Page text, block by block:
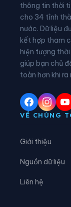
Xã Bờ Y
Xã Đăk Hà
Xã Đăk Long
Xã Đăk Môn
Xã Đăk Plô
Xã Đăk Rơ
thông tin thời
cho 34 tỉnh
nước. Dữ liệu
kết hợp tham
hiện tượng
giúp bạn chủ
toàn hơn khi
VỀ CHÚNG
Giới thiệu
Nguồn dữ liệu
Liên hệ